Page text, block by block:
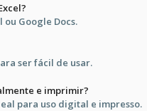
ou Google Docs.
ser fácil de usar.
e imprimir?
para uso digital e impresso.